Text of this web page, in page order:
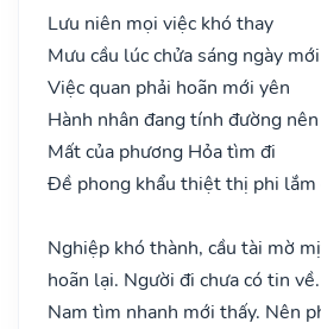
Lưu niên mọi việc khó thay
Mưu cầu lúc chửa sáng ngày
Việc quan phải hoãn mới yên
Hành nhân đang tính đường
Mất của phương Hỏa tìm đi
Đề phong khẩu thiệt thị phi lắm
Nghiệp khó thành, cầu tài mờ
hoãn lại. Người đi chưa có tin
Nam tìm nhanh mới thấy. Nên